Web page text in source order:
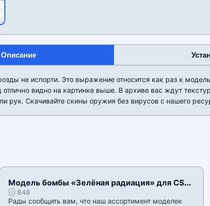
Описание
не испорти. Это выражение относится как раз к
видно на картинке выше. В архиве вас ждут
рук. Скачивайте скины оружия без вирусов с нашего
Модель бомбы «Зелёная радиация» для CSS
v34848
Рады сообщить вам, что наш ассортимент моделек